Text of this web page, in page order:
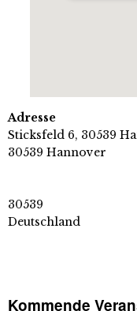
Adresse
Sticksfeld 6, 30539
30539 Hannover
30539
Deutschland
Kommende